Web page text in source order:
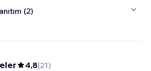
(2)
4,8(21)